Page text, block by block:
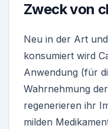
Zweck von
Neu in der Art
konsumiert wird
Anwendung (für
Wahrnehmung
regenerieren ihr
milden